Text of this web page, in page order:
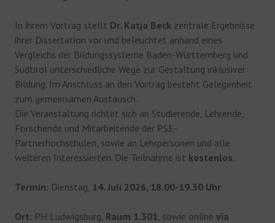
In ihrem Vortrag stellt Dr. Katja Beck zentrale Ergebnisse
ihrer Dissertation vor und beleuchtet anhand eines
Vergleichs der Bildungssysteme Baden-Württemberg und
Südtirol unterschiedliche Wege zur Gestaltung inklusiver
Bildung. Im Anschluss an den Vortrag besteht Gelegenheit
zum gemeinsamen Austausch.
Die Veranstaltung richtet sich an Studierende, Lehrende,
Forschende und Mitarbeitende der PSE-
Partnerhochschulen, sowie an Lehrpersonen und alle
weiteren Interessierten. Die Teilnahme ist kostenlos.
Termin: Dienstag, 14. Juli 2026, 18.00-19.30 Uhr
Ort: PH Ludwigsburg, Raum 1.301, sowie online via